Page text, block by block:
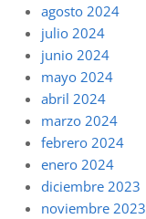
agosto 2024
julio 2024
junio 2024
mayo 2024
abril 2024
marzo 2024
febrero 2024
enero 2024
diciembre 2023
noviembre 2023